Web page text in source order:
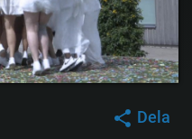
Dela